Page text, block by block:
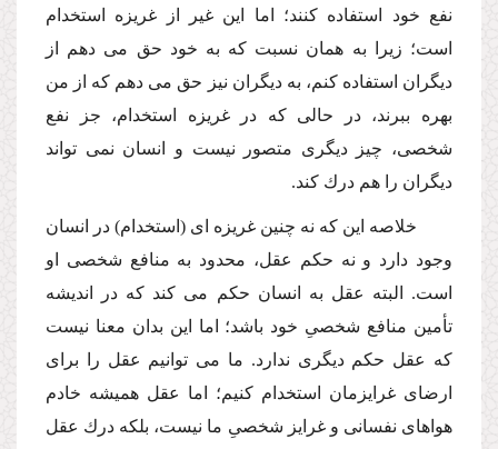
نفع خود استفاده كنند؛ اما این غیر از غریزه استخدام
است؛ زیرا به همان نسبت كه به خود حق مى دهم از
دیگران استفاده كنم، به دیگران نیز حق مى دهم كه از من
بهره ببرند، در حالى كه در غریزه استخدام، جز نفع
شخصى، چیز دیگرى متصور نیست و انسان نمى تواند
دیگران را هم درك كند.
خلاصه این كه نه چنین غریزه اى (استخدام) در انسان
وجود دارد و نه حكم عقل، محدود به منافع شخصى او
است. البته عقل به انسان حكم مى كند كه در اندیشه
تأمین منافع شخصىِ خود باشد؛ اما این بدان معنا نیست
كه عقل حكم دیگرى ندارد. ما مى توانیم عقل را براى
ارضاى غرایزمان استخدام كنیم؛ اما عقل همیشه خادم
هواهاى نفسانى و غرایز شخصىِ ما نیست، بلكه درك عقل